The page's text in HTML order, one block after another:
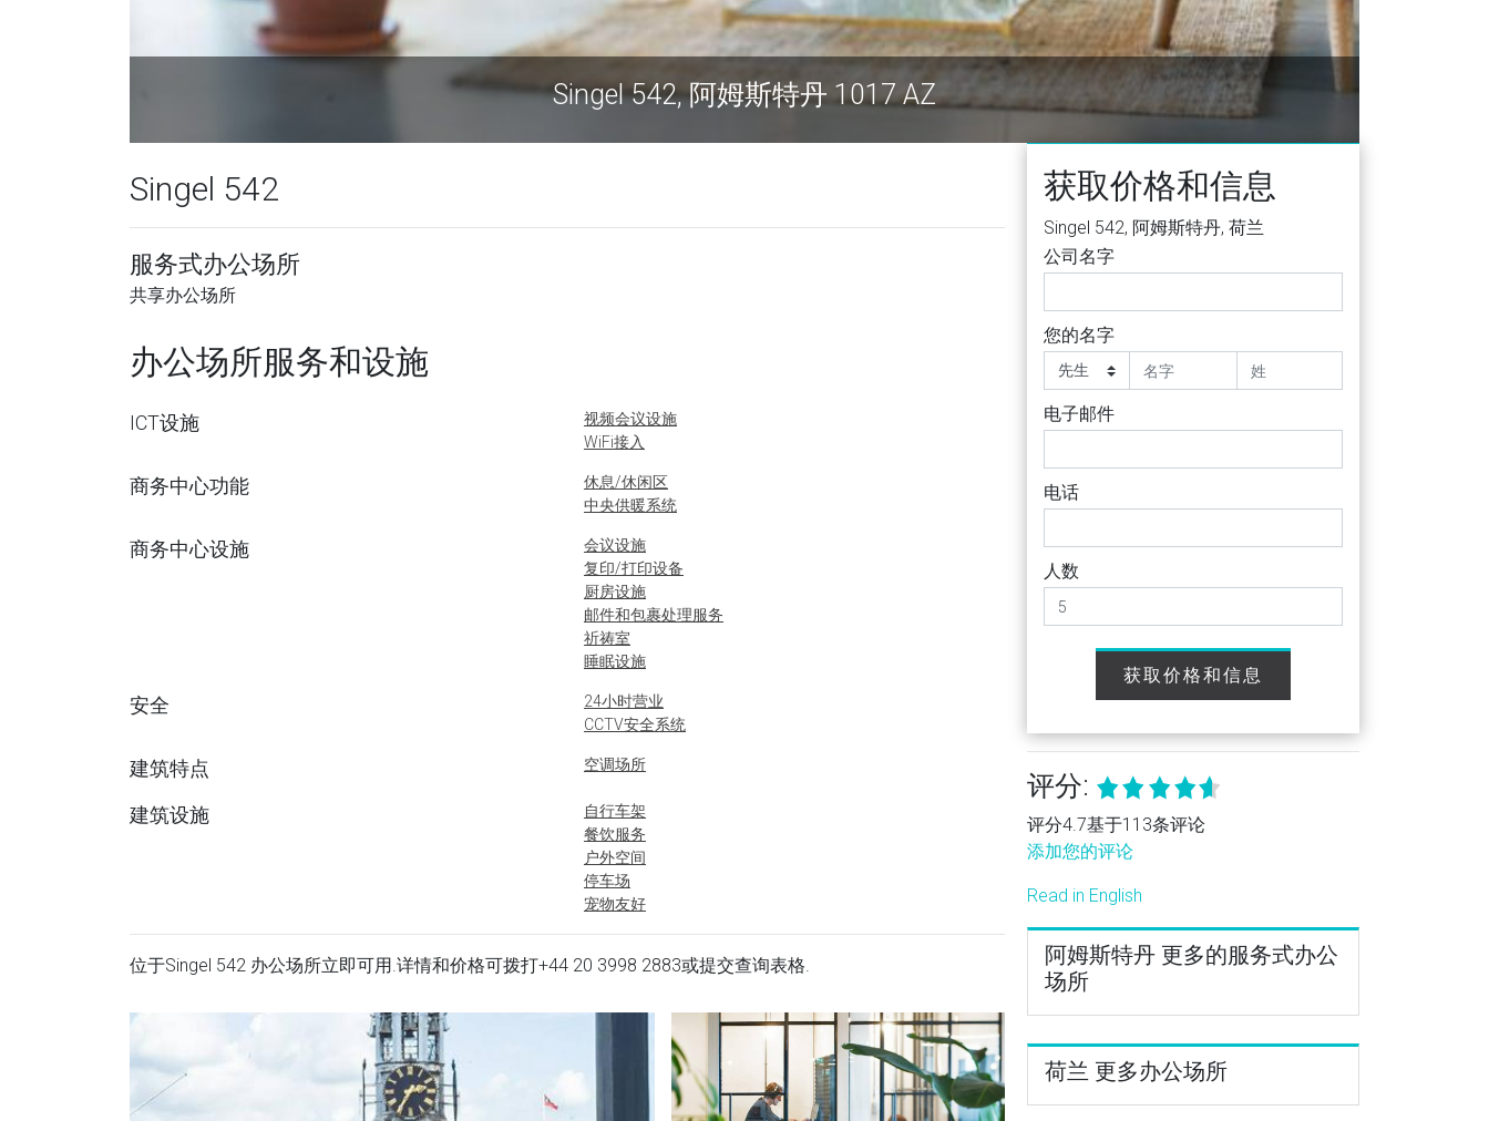
Singel 542, 阿姆斯特丹 1017 AZ
Singel 542
服务式办公场所
共享办公场所
办公场所服务和设施
ICT设施
视频会议设施
WiFi接入
商务中心功能
休息/休闲区
中央供暖系统
商务中心设施
会议设施
复印/打印设备
厨房设施
邮件和包裹处理服务
祈祷室
睡眠设施
安全
24小时营业
CCTV安全系统
建筑特点 空调场所
建筑设施
自行车架
餐饮服务
户外空间
停车场
宠物友好
位于Singel 542 办公场所立即可用.详情和价格可拨打+44 20 3998 2883或提交查询表格.
获取价格和信息
Singel 542, 阿姆斯特丹, 荷兰
公司名字
您的名字
电子邮件
电话
人数
获取价格和信息
评分:
评分4.7基于113条评论
添加您的评论
Read in English
阿姆斯特丹 更多的服务式办公
场所
荷兰 更多办公场所